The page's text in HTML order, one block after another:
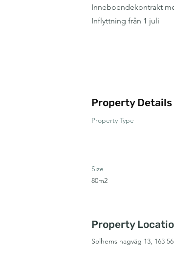
Inneboendekontrakt
Inflyttning från 1 juli
Property Details
Property Type
Size
80m2
Property
Solhems hagväg 13, 163